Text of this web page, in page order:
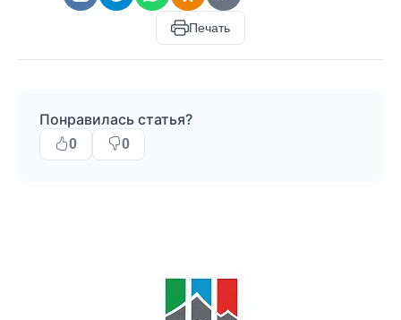
Печать
Понравилась статья?
0 0